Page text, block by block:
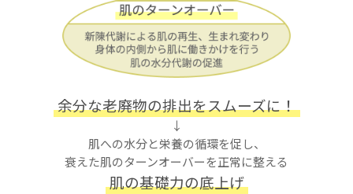
余分な老廃物の排出をスムーズに！
↓
肌への水分と栄養の循環を促し、
衰えた肌のターンオーバーを正常に整える
肌の基礎力の底上げ